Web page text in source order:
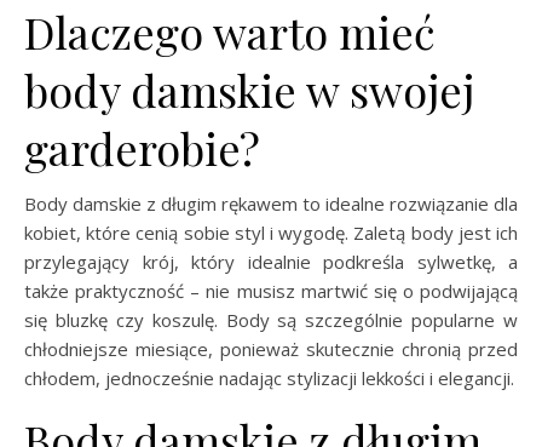
Dlaczego warto mieć
body damskie w swojej
garderobie?
Body damskie z długim rękawem to idealne rozwiązanie dla
kobiet, które cenią sobie styl i wygodę. Zaletą body jest ich
przylegający krój, który idealnie podkreśla sylwetkę, a
także praktyczność – nie musisz martwić się o podwijającą
się bluzkę czy koszulę. Body są szczególnie popularne w
chłodniejsze miesiące, ponieważ skutecznie chronią przed
chłodem, jednocześnie nadając stylizacji lekkości i elegancji.